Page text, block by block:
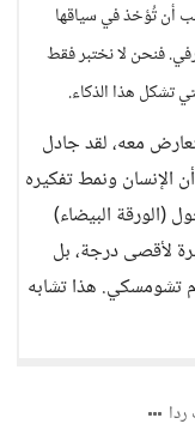
أن تُؤخذ في سياقها
فنحن لا نختبر فقط
تشكل هذا الذكاء.
معه، لقد جادل
الإنسان ونمط تفكيره
(الورقة البيضاء)
لأقصى درجة، بل
تشومسكي. هذا تشابه